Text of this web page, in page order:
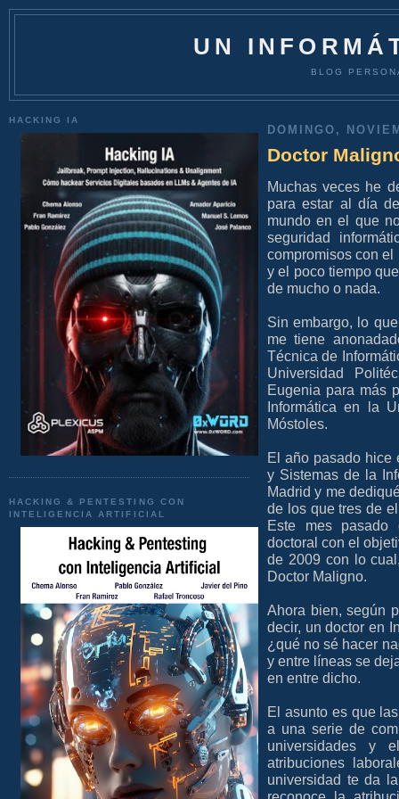
UN
BLOG
HACKING IA
HACKING & PENTESTING CON
INTELIGENCIA ARTIFICIAL
DOMINGO,
Doctor
Muchas veces he
para estar al día
mundo en el que
seguridad
compromisos con
y el poco tiempo
de mucho o nada.
Sin embargo, lo
me tiene
Técnica de
Universidad
Eugenia para más
Informática en la
Móstoles.
El año pasado hice
y Sistemas de la
Madrid y me
de los que tres de
Este mes pasado
doctoral con el
de 2009 con lo
Doctor Maligno.
Ahora bien, según
decir, un doctor en
¿qué no sé hacer
y entre líneas se
en entre dicho.
El asunto es que
a una serie de
universidades y
atribuciones
universidad te da